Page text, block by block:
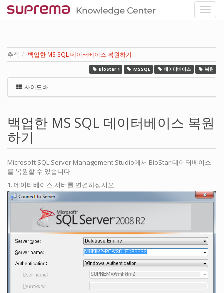
추적 백업한 MS SQL 데이터베이스 복원하기
BioStar 1 MSSQL 데이터베이스 복원
사이드바
백업한 MS SQL 데이터베이스 복원
하기
Microsoft SQL Server Management Studio에서 BioStar 데이터베이스
를 복원할 수 있습니다.
1. 데이터베이스 서버를 연결하십시오.